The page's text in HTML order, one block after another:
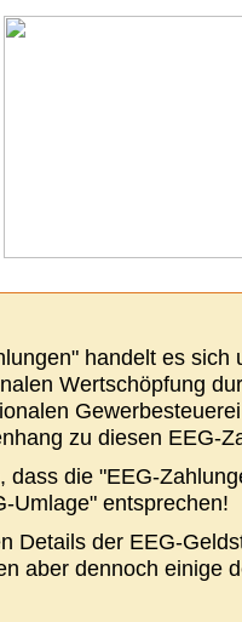
handelt es sich
Wertschöpfung
zu diesen EEG-
dass die "EEG-
Umlage" entsprechen!
Details der EEG-
aber dennoch einige